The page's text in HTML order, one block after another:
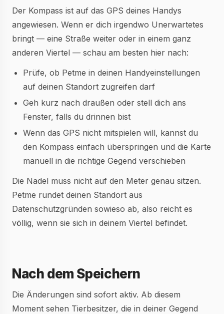
Der Kompass ist auf das GPS deines Handys
angewiesen. Wenn er dich irgendwo Unerwartetes
bringt — eine Straße weiter oder in einem ganz
anderen Viertel — schau am besten hier nach:
Prüfe, ob Petme in deinen Handyeinstellungen
auf deinen Standort zugreifen darf
Geh kurz nach draußen oder stell dich ans
Fenster, falls du drinnen bist
Wenn das GPS nicht mitspielen will, kannst du
den Kompass einfach überspringen und die Karte
manuell in die richtige Gegend verschieben
Die Nadel muss nicht auf den Meter genau sitzen.
Petme rundet deinen Standort aus
Datenschutzgründen sowieso ab, also reicht es
völlig, wenn sie sich in deinem Viertel befindet.
Nach dem Speichern
Die Änderungen sind sofort aktiv. Ab diesem
Moment sehen Tierbesitzer, die in deiner Gegend